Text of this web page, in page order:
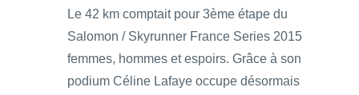
Le 42 km comptait pour 3ème étape du
Salomon / Skyrunner France Series 2015
femmes, hommes et espoirs. Grâce à son
podium Céline Lafaye occupe désormais